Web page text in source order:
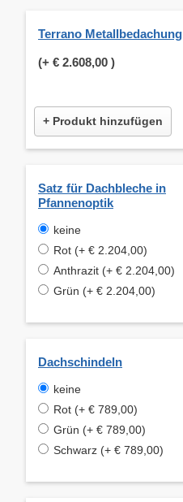
Terrano Metallbedachung
(+ € 2.608,00 )
+ Produkt hinzufügen
Satz für Dachbleche in
Pfannenoptik
keine
Rot (+ € 2.204,00)
Anthrazit (+ € 2.204,00)
Grün (+ € 2.204,00)
Dachschindeln
keine
Rot (+ € 789,00)
Grün (+ € 789,00)
Schwarz (+ € 789,00)